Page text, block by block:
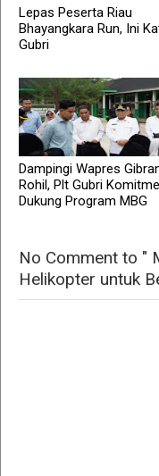
Lepas Peserta Riau
Bhayangkara Run, Ini
Gubri
Dampingi Wapres
Rohil, Plt Gubri
Dukung Program MBG
No Comment to "
Helikopter untuk